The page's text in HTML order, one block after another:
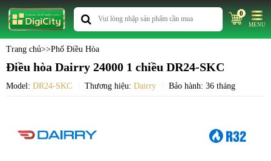
0
MENU
Trang chủ>>Phố Điều Hòa
Điều hòa Dairry 24000 1 chiều DR24-SKC
Model: DR24-SKC Thương hiệu: Dairry Bảo hành: 36 tháng